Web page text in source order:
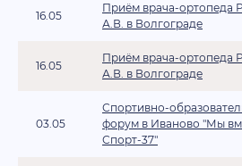
16.05
Приём врача-ортопеда
А.В. в Волгограде
16.05
Приём врача-ортопеда
А.В. в Волгограде
03.05
Спортивно-
форум в Иваново "Мы
Спорт-37"